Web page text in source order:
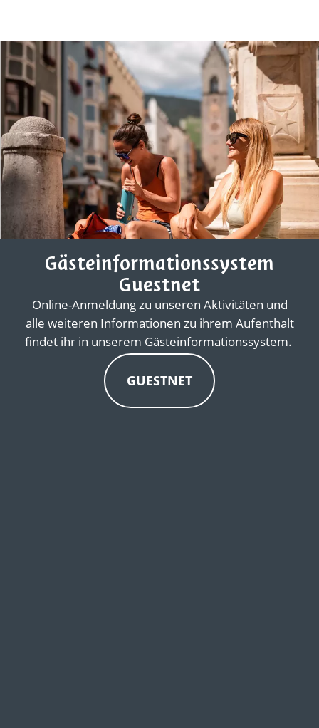
Gästeinformationssystem
Guestnet
Online-Anmeldung zu unseren Aktivitäten und
alle weiteren Informationen zu ihrem Aufenthalt
findet ihr in unserem Gästeinformationssystem.
GUESTNET